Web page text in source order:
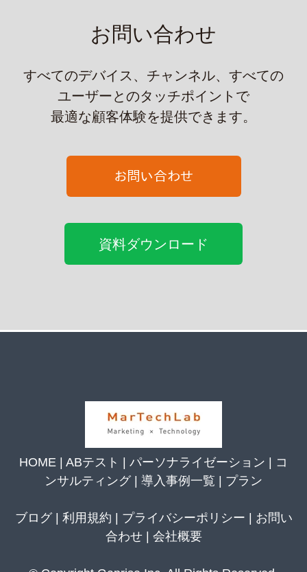
お問い合わせ
すべてのデバイス、チャンネル、すべての
ユーザーとのタッチポイントで
最適な顧客体験を提供できます。
資料ダウンロード
HOME | ABテスト | パーソナライゼーション | コ
ンサルティング| 導入事例一覧 | プラン
ブログ| 利用規約 | プライバシーポリシー | お問い
合わせ| 会社概要